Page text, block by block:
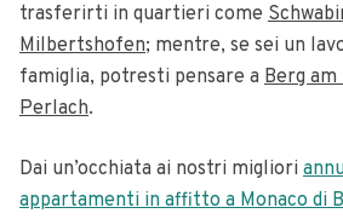
trasferirti in quartieri come
Milbertshofen; mentre, se sei un
famiglia, potresti pensare a Berg am
Perlach.
Dai un’occhiata ai nostri migliori
appartamenti in affitto a Monaco di